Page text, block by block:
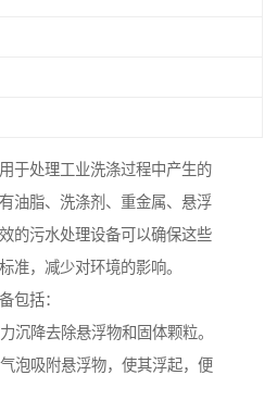
于处理工业洗涤过程中产生的
油脂、洗涤剂、重金属、悬浮
的污水处理设备可以确保这些
准，减少对环境的影响。
包括：
沉降去除悬浮物和固体颗粒。
泡吸附悬浮物，使其浮起，便